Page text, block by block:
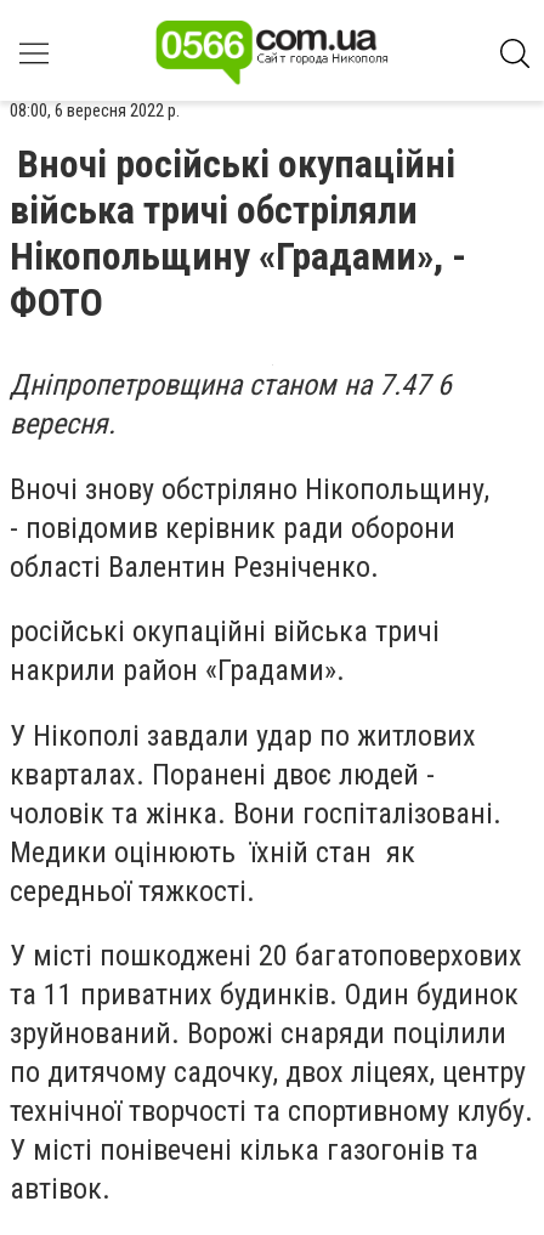
08:00, 6 вересня 2022 р.
Вночі російські окупаційні
війська тричі обстріляли
Нікопольщину «Градами», -
ФОТО
Дніпропетровщина станом на 7.47 6
вересня.
Вночі знову обстріляно Нікопольщину,
- повідомив керівник ради оборони
області Валентин Резніченко.
російські окупаційні війська тричі
накрили район «Градами».
У Нікополі завдали удар по житлових
кварталах. Поранені двоє людей -
чоловік та жінка. Вони госпіталізовані.
Медики оцінюють їхній стан як
середньої тяжкості.
У місті пошкоджені 20 багатоповерхових
та 11 приватних будинків. Один будинок
зруйнований. Ворожі снаряди поцілили
по дитячому садочку, двох ліцеях, центру
технічної творчості та спортивному клубу.
У місті понівечені кілька газогонів та
автівок.